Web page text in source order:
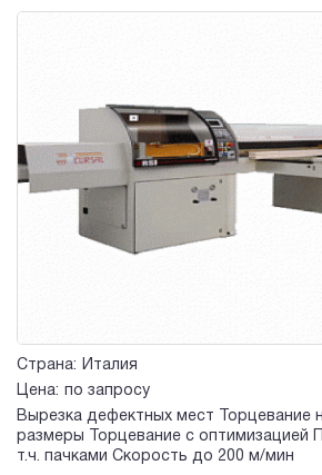
Страна:
Италия
Цена:
по запросу
Вырезка дефектных мест Торцевание
размеры Торцевание с оптимизацией
т.ч. пачками Скорость до 200 м/мин